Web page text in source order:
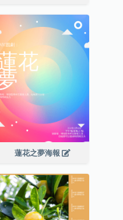
蓮花之夢海報